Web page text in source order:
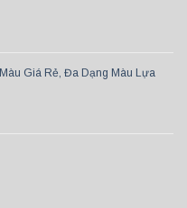
Giá Rẻ, Đa Dạng Màu Lựa